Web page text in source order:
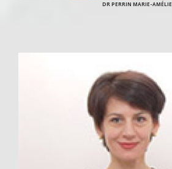
DR PERRIN MARIE-AMÉLIE